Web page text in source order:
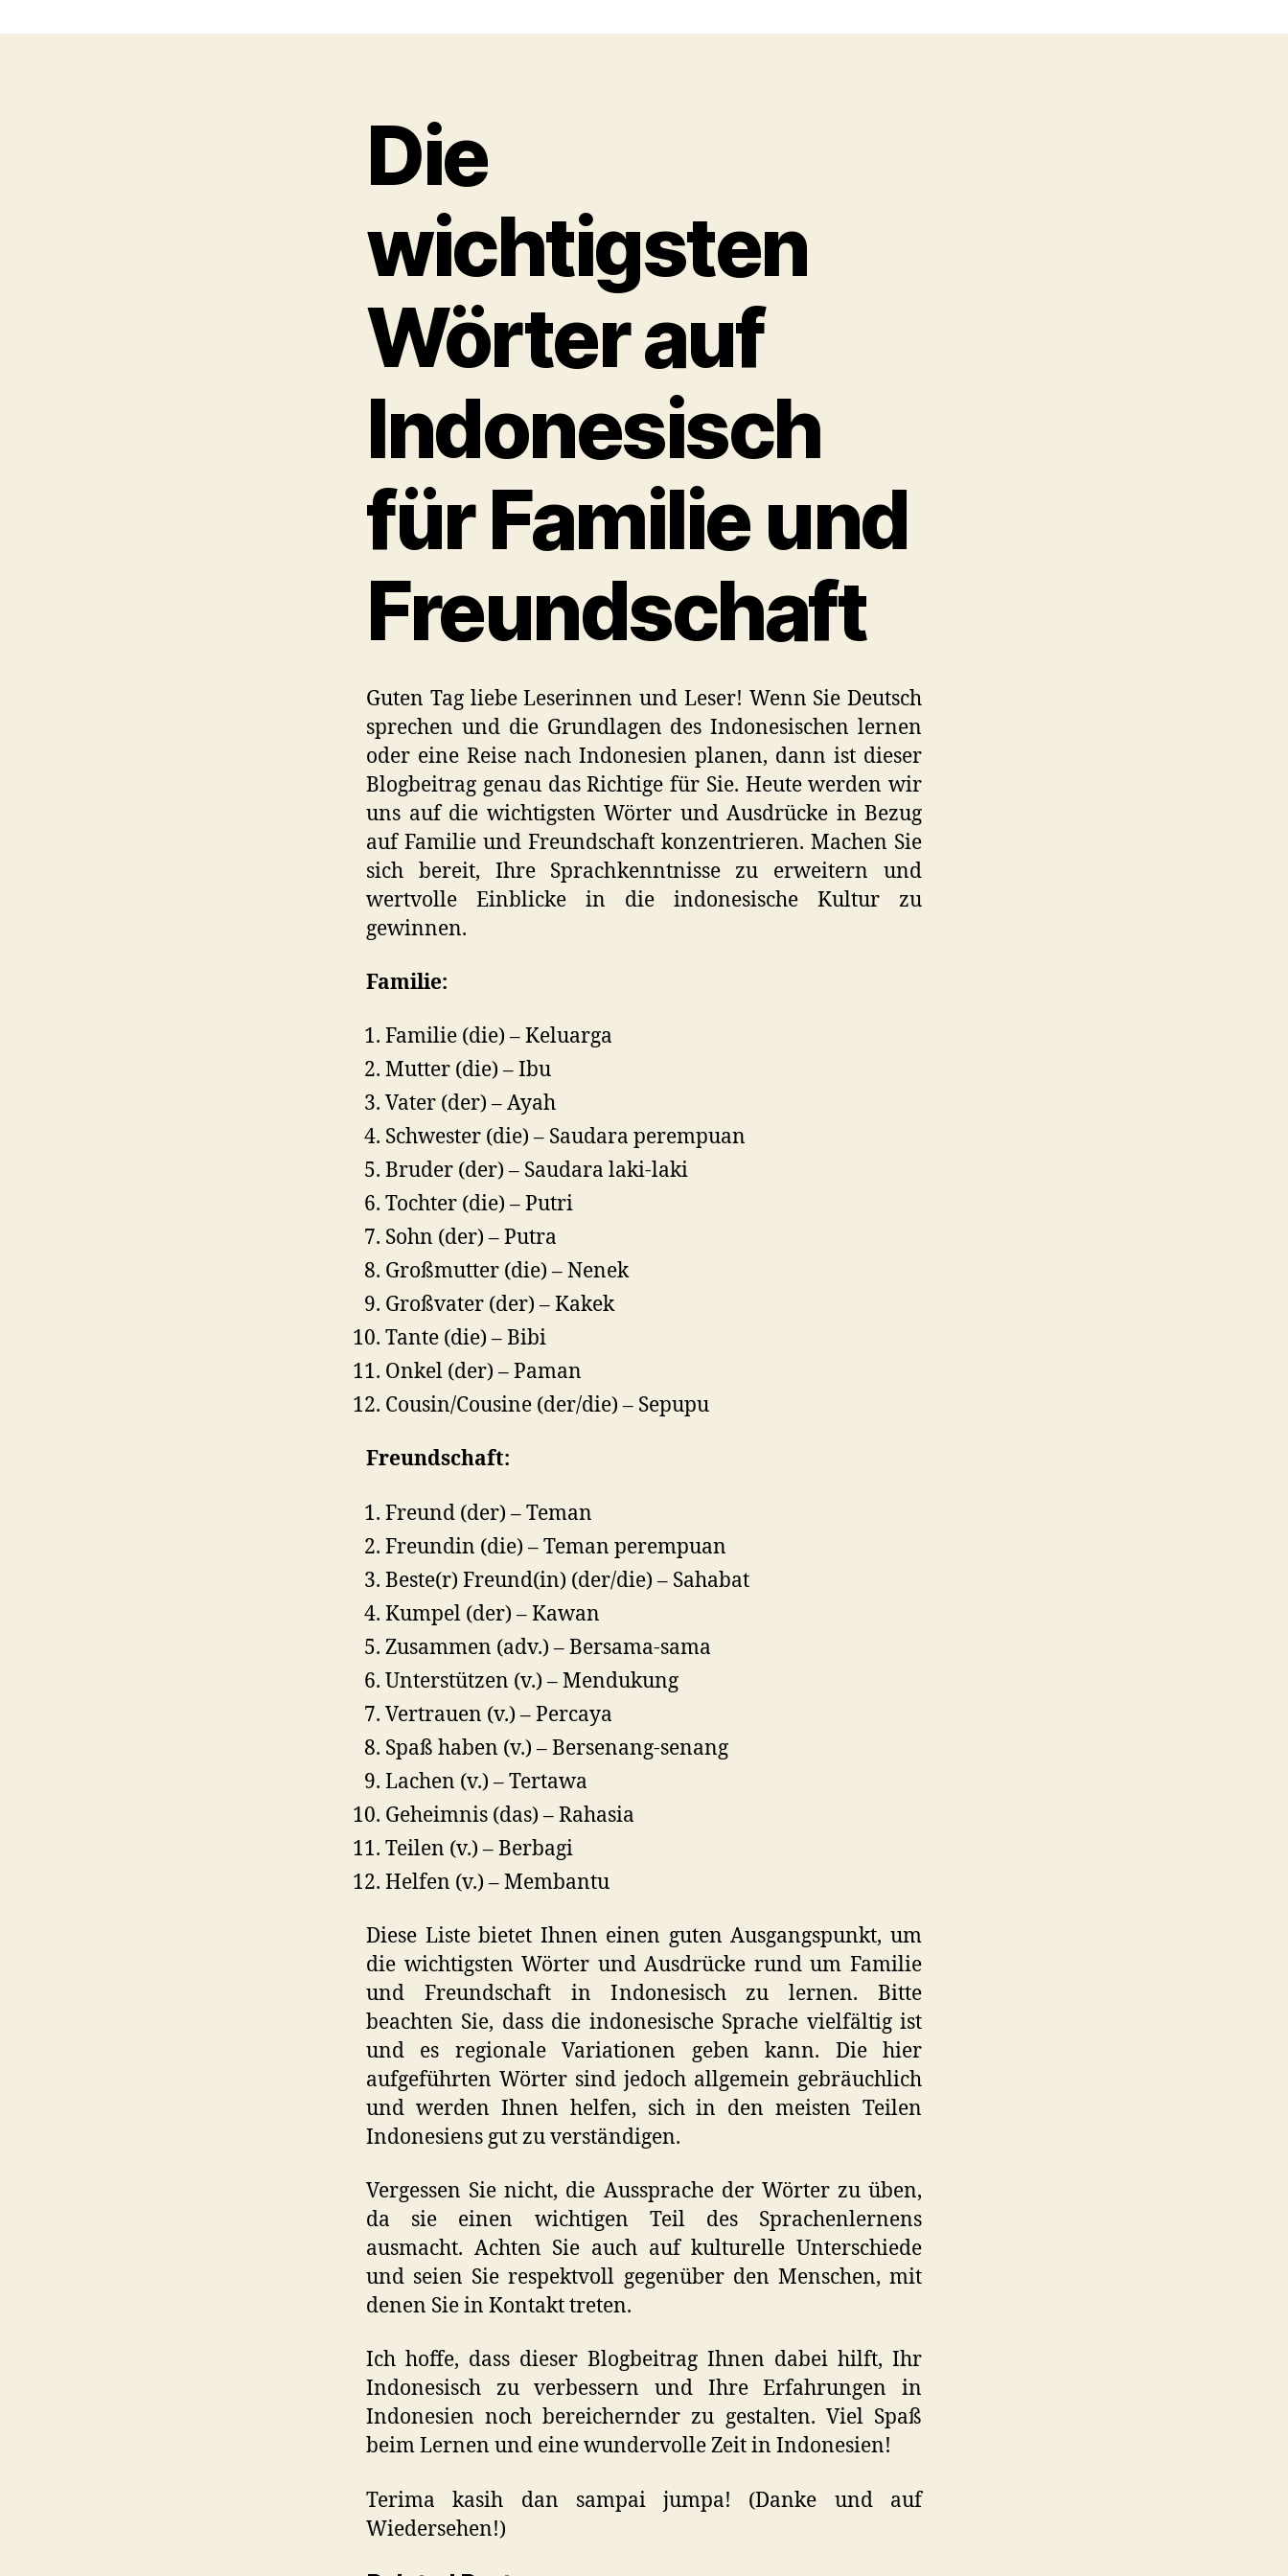
und
Die
wichtigsten
Wörter auf
Indonesisch
für Familie und
Freundschaft
Guten Tag liebe Leserinnen und Leser! Wenn Sie Deutsch
sprechen und die Grundlagen des Indonesischen lernen
oder eine Reise nach Indonesien planen, dann ist dieser
Blogbeitrag genau das Richtige für Sie. Heute werden wir
uns auf die wichtigsten Wörter und Ausdrücke in Bezug
auf Familie und Freundschaft konzentrieren. Machen Sie
sich bereit, Ihre Sprachkenntnisse zu erweitern und
wertvolle Einblicke in die indonesische Kultur zu
gewinnen.
Familie:
Familie (die) – Keluarga
Mutter (die) – Ibu
Vater (der) – Ayah
Schwester (die) – Saudara perempuan
Bruder (der) – Saudara laki-laki
Tochter (die) – Putri
Sohn (der) – Putra
Großmutter (die) – Nenek
Großvater (der) – Kakek
Tante (die) – Bibi
Onkel (der) – Paman
Cousin/Cousine (der/die) – Sepupu
Freundschaft:
Freund (der) – Teman
Freundin (die) – Teman perempuan
Beste(r) Freund(in) (der/die) – Sahabat
Kumpel (der) – Kawan
Zusammen (adv.) – Bersama-sama
Unterstützen (v.) – Mendukung
Vertrauen (v.) – Percaya
Spaß haben (v.) – Bersenang-senang
Lachen (v.) – Tertawa
Geheimnis (das) – Rahasia
Teilen (v.) – Berbagi
Helfen (v.) – Membantu
Diese Liste bietet Ihnen einen guten Ausgangspunkt, um
die wichtigsten Wörter und Ausdrücke rund um Familie
und Freundschaft in Indonesisch zu lernen. Bitte
beachten Sie, dass die indonesische Sprache vielfältig ist
und es regionale Variationen geben kann. Die hier
aufgeführten Wörter sind jedoch allgemein gebräuchlich
und werden Ihnen helfen, sich in den meisten Teilen
Indonesiens gut zu verständigen.
Vergessen Sie nicht, die Aussprache der Wörter zu üben,
da sie einen wichtigen Teil des Sprachenlernens
ausmacht. Achten Sie auch auf kulturelle Unterschiede
und seien Sie respektvoll gegenüber den Menschen, mit
denen Sie in Kontakt treten.
Ich hoffe, dass dieser Blogbeitrag Ihnen dabei hilft, Ihr
Indonesisch zu verbessern und Ihre Erfahrungen in
Indonesien noch bereichernder zu gestalten. Viel Spaß
beim Lernen und eine wundervolle Zeit in Indonesien!
Terima kasih dan sampai jumpa! (Danke und auf
Wiedersehen!)